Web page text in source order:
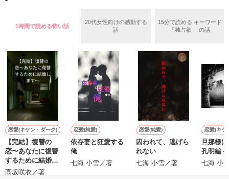
ハッピーエンドじゃ終われないようだ。
作品を読む
「……さぁ？」
栗塚×夏梨名の
駆け引きコンビ！
復活？？
再び…
彼女が帰ってきた…
『霊務２』！！！！
（れいむつー）
1時間で読める怖い話
20代女性向けの感動する
話
15分で読める キーワード
「独占欲」 の話
恋愛(キケン・ダーク)
【完結】復讐の
恋〜あなたに復讐
するために結婚し
ます〜
高坂咲衣／著
恋愛(純愛)
依存妻と狂愛する
俺
七海 小雪／著
恋愛(純愛)
囚われて、逃げら
れない
七海 小雪／著
恋愛(キケ
旦那様
孔明編～
七海 小